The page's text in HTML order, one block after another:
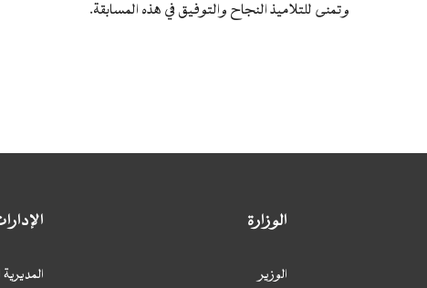
وتمنى للتلاميذ النجاح والتوفيق في هذه المسابقة.
المديرية
الوزارة
الوزير